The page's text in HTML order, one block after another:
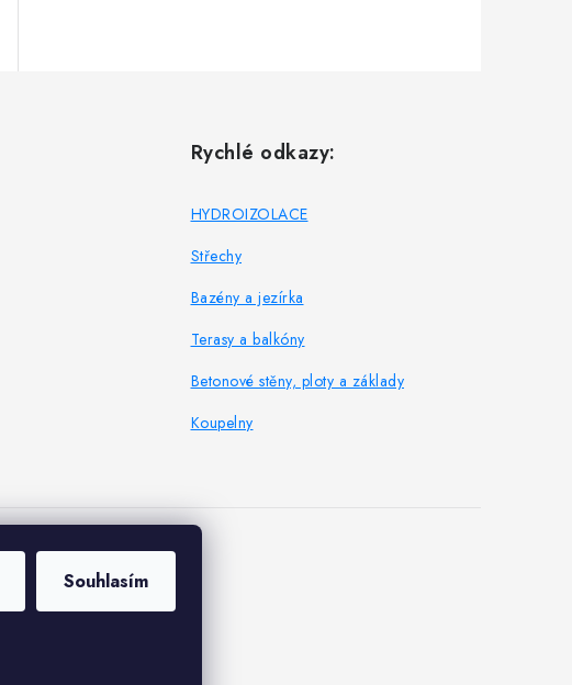
Souhlasím
Rychlé odkazy:
HYDROIZOLACE
Střechy
Bazény a jezírka
Terasy a balkóny
Betonové stěny, ploty a základy
Koupelny